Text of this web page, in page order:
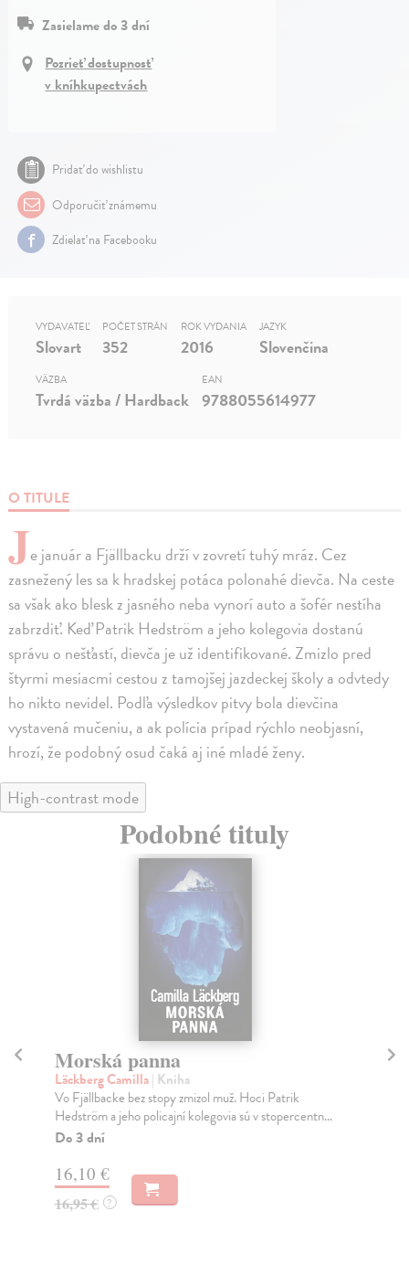
Zasielame do 3 dní
Pozrieť dostupnosť
v kníhkupectvách
Pridať do wishlistu
Odporučiť známemu
Zdielať na Facebooku
O TITULE
Je január a Fjällbacku drží v zovretí tuhý mráz. Cez
zasnežený les sa k hradskej potáca polonahé dievča. Na ceste
sa však ako blesk z jasného neba vynorí auto a šofér nestíha
zabrzdiť. Keď Patrik Hedström a jeho kolegovia dostanú
správu o nešťastí, dievča je už identifikované. Zmizlo pred
štyrmi mesiacmi cestou z tamojšej jazdeckej školy a odvtedy
ho nikto nevidel. Podľa výsledkov pitvy bola dievčina
vystavená mučeniu, a ak polícia prípad rýchlo neobjasní,
hrozí, že podobný osud čaká aj iné mladé ženy.
VYDAVATEĽ
Slovart
POČET STRÁN
352
ROK VYDANIA
2016
JAZYK
Slovenčina
VÄZBA
Tvrdá väzba / Hardback
EAN
9788055614977
High-contrast mode
Podobné tituly
Morská panna
Läckberg Camilla| Kniha
Vo Fjällbacke bez stopy zmizol muž. Hoci Patrik
Hedström a jeho policajní kolegovia sú v stopercentn...
Do 3 dní
16,10 €
16,95 € ?